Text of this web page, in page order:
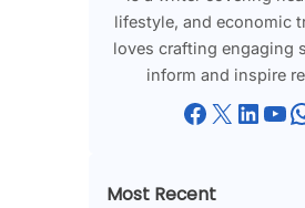
lifestyle, and economic
loves crafting engaging
inform and inspire
Facebook X LinkedIn YouTube WhatsApp
Most Recent